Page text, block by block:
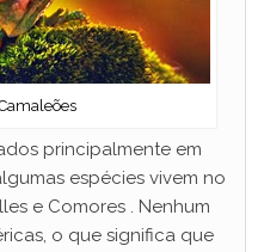
principalmente em
espécies vivem no
e Comores . Nenhum
o que significa que